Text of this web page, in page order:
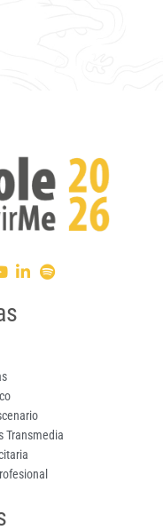
Transmedia